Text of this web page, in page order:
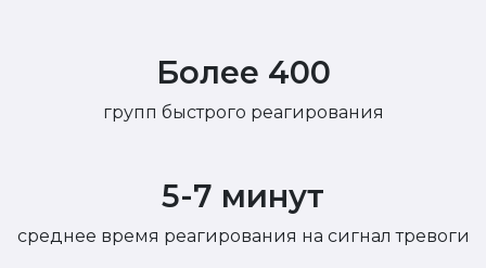
Более 400
групп быстрого реагирования
5-7 минут
среднее время реагирования на сигнал тревоги